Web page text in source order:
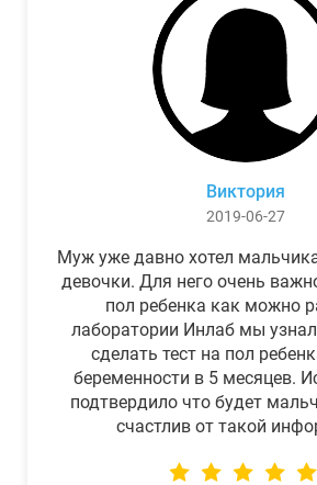
Виктория
2019-06-27
Муж уже давно хотел
девочки. Для него очень
пол ребенка как можно
лаборатории Инлаб мы
сделать тест на пол
беременности в 5 месяцев.
подтвердило что будет
счастлив от такой